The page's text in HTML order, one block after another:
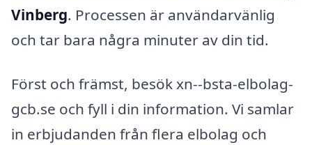
Vinberg. Processen är användarvänlig
och tar bara några minuter av din tid.
Först och främst, besök xn--bsta-elbolag-
gcb.se och fyll i din information. Vi samlar
in erbjudanden från flera elbolag och